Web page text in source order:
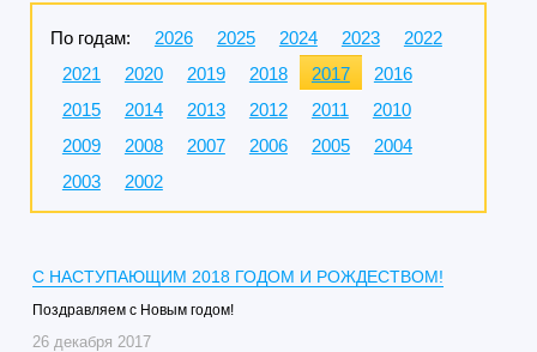
По годам: 2026 2025 2024 2023
2022
2021
2020 2019 2018 2017
2016
2015
2014 2013 2012 2011
2010
2009
2008 2007 2006 2005
2004
2003
2002
С НАСТУПАЮЩИМ 2018 ГОДОМ И РОЖДЕСТВОМ!
Поздравляем с Новым годом!
26 декабря 2017